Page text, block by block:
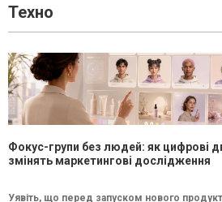
Техно
Фокус-групи без людей: як цифрові
змінять маркетингові дослідження
Уявіть, що перед запуском нового